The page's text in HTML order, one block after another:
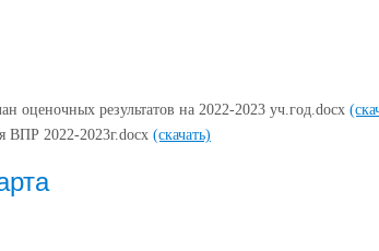
оценочных результатов на 2022-2023 уч.год.docx
ВПР 2022-2023г.docx (скачать)